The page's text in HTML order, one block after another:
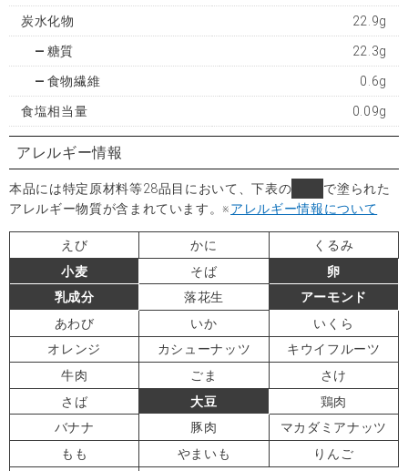
炭水化物 22.9g
糖質 22.3g
食物繊維 0.6g
食塩相当量 0.09g
アレルギー情報
本品には特定原材料等28品目において、下表の
で塗られた
アレルギー物質が含まれています。※アレルギー情報について
えび かに
くるみ
小麦
そば
卵
乳成分
落花生
アーモンド
あわび
いか
いくら
オレンジ
カシューナッツ
キウイフルーツ
牛肉
ごま
さけ
さば
大豆
鶏肉
バナナ
豚肉
マカダミアナッツ
もも
やまいも
りんご